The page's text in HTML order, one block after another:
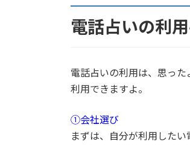
電話占いの利
電話占いの利用は、思っ
利用できますよ。
①会社選び
まずは、自分が利用した